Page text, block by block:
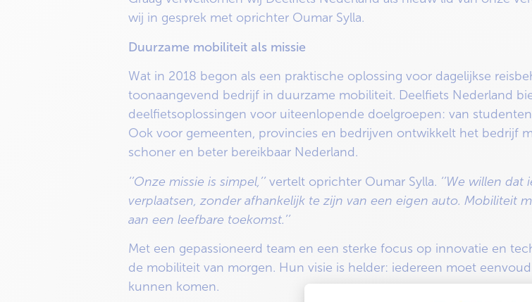
wij in gesprek met oprichter Oumar Sylla.
Duurzame mobiliteit als missie
Wat in 2018 begon als een praktische oplossing voor dagelijkse
toonaangevend bedrijf in duurzame mobiliteit. Deelfiets Nederland
deelfietsoplossingen voor uiteenlopende doelgroepen: van
Ook voor gemeenten, provincies en bedrijven ontwikkelt het bedrijf
schoner en beter bereikbaar Nederland.
‘’Onze missie is simpel,’’ vertelt oprichter Oumar Sylla. ‘’We willen
verplaatsen, zonder afhankelijk te zijn van een eigen auto. Mobiliteit
aan een leefbare toekomst.’’
Met een gepassioneerd team en een sterke focus op innovatie en
de mobiliteit van morgen. Hun visie is helder: iedereen moet
kunnen komen.